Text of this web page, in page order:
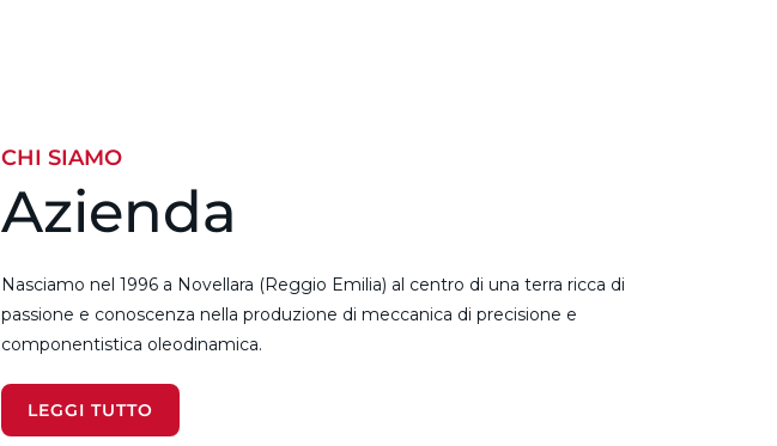
CHI SIAMO
Azienda
Nasciamo nel 1996 a Novellara (Reggio Emilia) al centro di una terra ricca di
passione e conoscenza nella produzione di meccanica di precisione e
componentistica oleodinamica.
LEGGI TUTTO